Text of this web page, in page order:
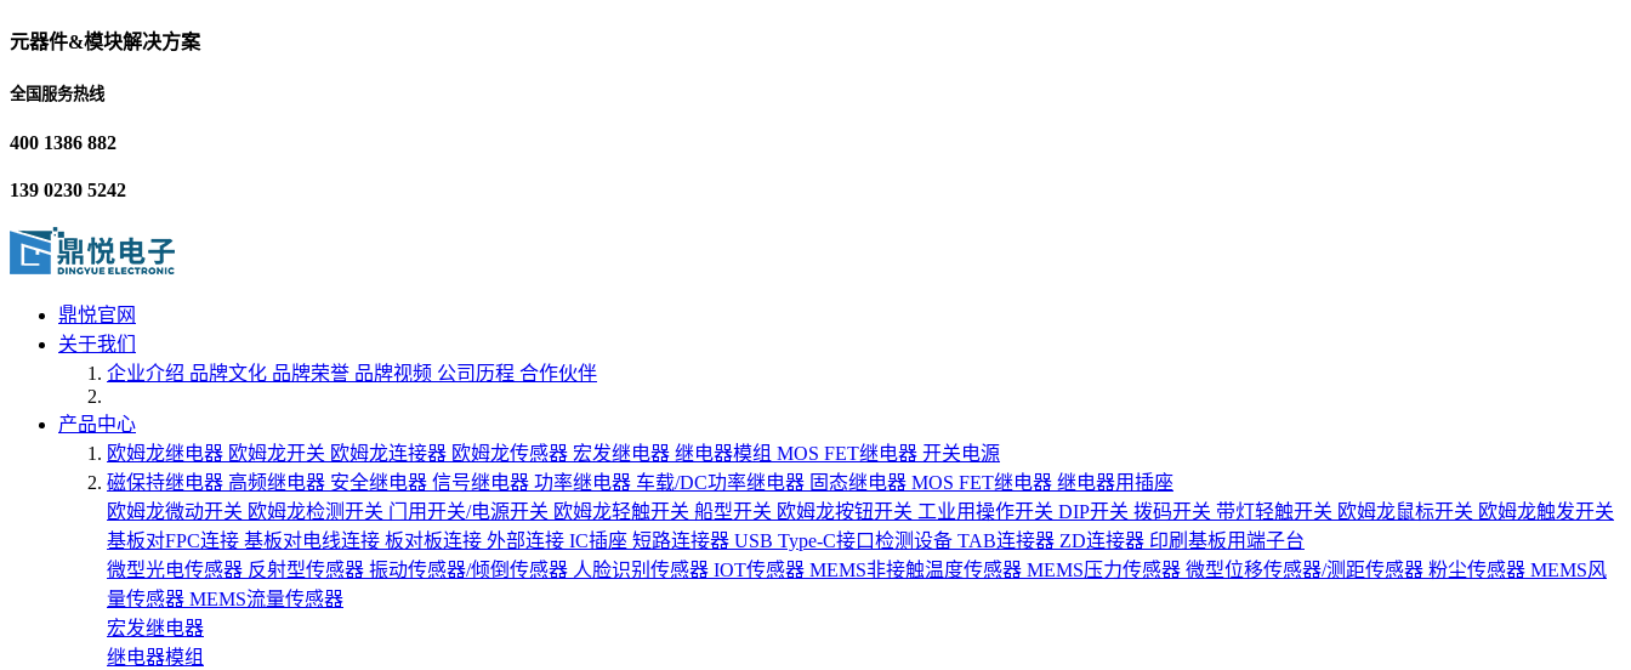
元器件&模块解决方案
全国服务热线
400 1386 882
139 0230 5242
鼎悦官网
关于我们
企业介绍 品牌文化 品牌荣誉 品牌视频 公司历程 合作伙伴
产品中心
欧姆龙继电器 欧姆龙开关 欧姆龙连接器 欧姆龙传感器 宏发继电器 继电器模组 MOS FET继电器 开关电源
磁保持继电器 高频继电器 安全继电器 信号继电器 功率继电器 车载/DC功率继电器 固态继电器 MOS FET继电器 继电器用插座
欧姆龙微动开关 欧姆龙检测开关 门用开关/电源开关 欧姆龙轻触开关 船型开关 欧姆龙按钮开关 工业用操作开关 DIP开关 拨码开关 带灯轻触开关 欧姆龙鼠标开关 欧姆龙触发开关
基板对FPC连接 基板对电线连接 板对板连接 外部连接 IC插座 短路连接器 USB Type-C接口检测设备 TAB连接器 ZD连接器 印刷基板用端子台
微型光电传感器 反射型传感器 振动传感器/倾倒传感器 人脸识别传感器 IOT传感器 MEMS非接触温度传感器 MEMS压力传感器 微型位移传感器/测距传感器 粉尘传感器 MEMS风
量传感器 MEMS流量传感器
宏发继电器
继电器模组